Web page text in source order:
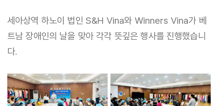
세아상역 하노이 법인 S&H Vina와 Winners Vina가 베
트남 장애인의 날을 맞아 각각 뜻깊은 행사를 진행했습니
다.